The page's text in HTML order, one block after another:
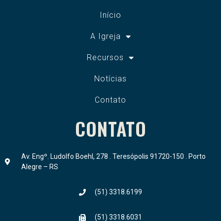
Início
A Igreja
Recursos
Notícias
Contato
CONTATO
Av. Engº. Ludolfo Boehl, 278 . Teresópolis 91720-150 . Porto
Alegre – RS
(51) 3318.6199
(51) 3318.6031